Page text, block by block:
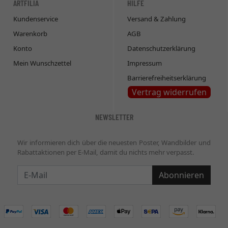
ARTFILIA
Kundenservice
Warenkorb
Konto
Mein Wunschzettel
HILFE
Versand & Zahlung
AGB
Datenschutzerklärung
Impressum
Barrierefreiheitserklärung
Vertrag widerrufen
NEWSLETTER
Wir informieren dich über die neuesten Poster, Wandbilder und
Rabattaktionen per E-Mail, damit du nichts mehr verpasst.
Abonnieren